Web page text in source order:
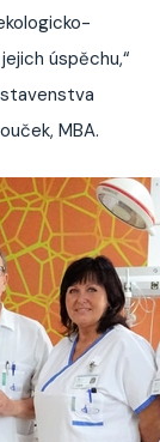
úspěchu,“
MBA.